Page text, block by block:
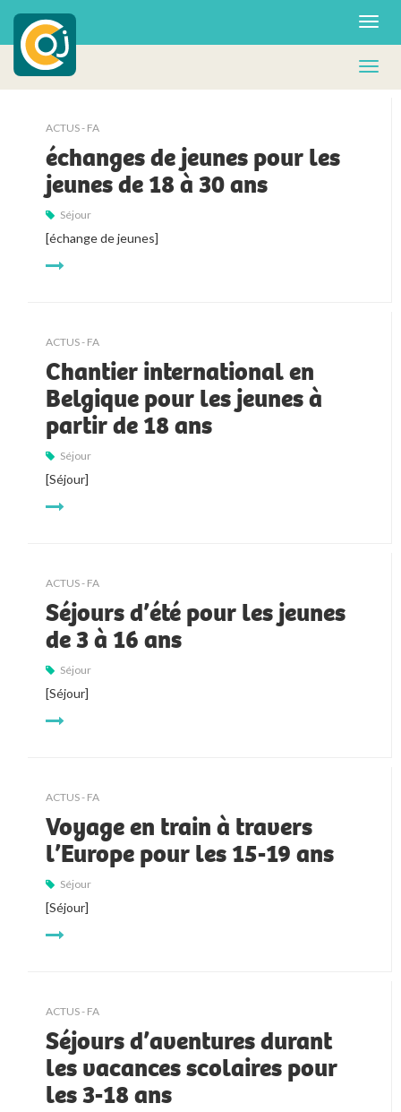
ACTUS - FA
échanges de jeunes pour les
jeunes de 18 à 30 ans
Séjour
[échange de jeunes]
ACTUS - FA
Chantier international en
Belgique pour les jeunes à
partir de 18 ans
Séjour
[Séjour]
ACTUS - FA
Séjours d’été pour les jeunes
de 3 à 16 ans
Séjour
[Séjour]
ACTUS - FA
Voyage en train à travers
l’Europe pour les 15-19 ans
Séjour
[Séjour]
ACTUS - FA
Séjours d’aventures durant
les vacances scolaires pour
les 3-18 ans